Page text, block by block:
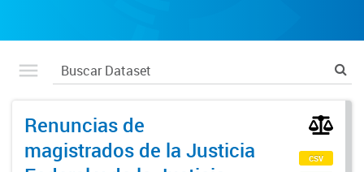
Renuncias de
magistrados de la Justicia
csv